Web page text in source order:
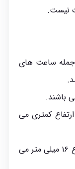
نیست.
جمله ساعت های
ارتفاع کمتری می
این باتری دارای قطر ۲۰ میلی متر و ارتفاع ۱۶ میلی متر می